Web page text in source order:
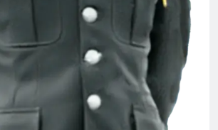
3 Years Ago
Phân Ưu CSVSQ NGUYỄN LẠN E20
2 Years Ago